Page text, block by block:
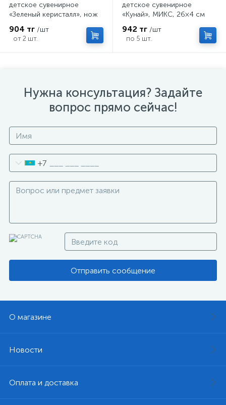
детское сувенирное
«Зеленый керисталл», нож
904 тг /шт
от 2 шт.
детское сувенирное
«Кунай», МИКС, 26×4 см
942 тг /шт
по 5 шт.
Нужна консультация? Задайте
вопрос прямо сейчас!
+7
Отправить сообщение
О магазине
Новости
Оплата и доставка